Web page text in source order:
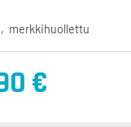
merkkihuollettu
€